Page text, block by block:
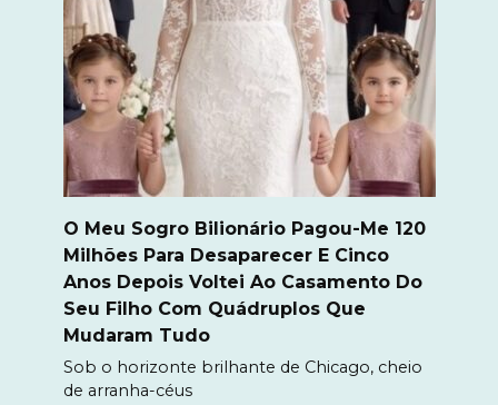
O Meu Sogro Bilionário Pagou-Me 120
Milhões Para Desaparecer E Cinco
Anos Depois Voltei Ao Casamento Do
Seu Filho Com Quádruplos Que
Mudaram Tudo
Sob o horizonte brilhante de Chicago, cheio
de arranha-céus